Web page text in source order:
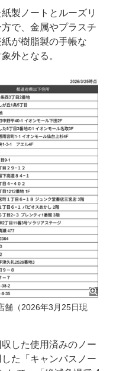
製ノートとルーズリ
で、金属やプラスチ
が樹脂製の手帳な
外となる。
舗（2026年3月25日現
した使用済みのノー
た「キャンパスノー